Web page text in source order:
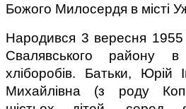
Божого Милосердя в місті
Народився 3 вересня 1955
Свалявського району в
хліборобів. Батьки, Юрій
Михайлівна (з роду